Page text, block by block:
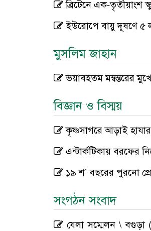
ব্রিটেনে এক-তৃতীয়াংশ
ইউরোপে বায়ু দূষণে ৫
মুসলিম জাহান
ভয়াবহতম মন্বন্তরের
বিজ্ঞান ও বিস্ময়
কৃষ্ণসাগরে আড়াই
এন্টার্কটিকায় বরফের
১৯ শ’ বছরের পুরনো
সংগঠন সংবাদ
যেলা সম্মেলন \ বগুড়া